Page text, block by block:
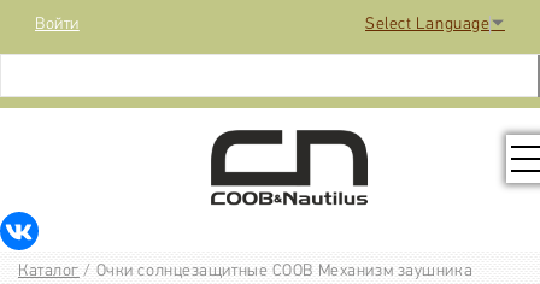
Select Language ▼
Войти
Каталог / Очки солнцезащитные COOB Механизм заушника